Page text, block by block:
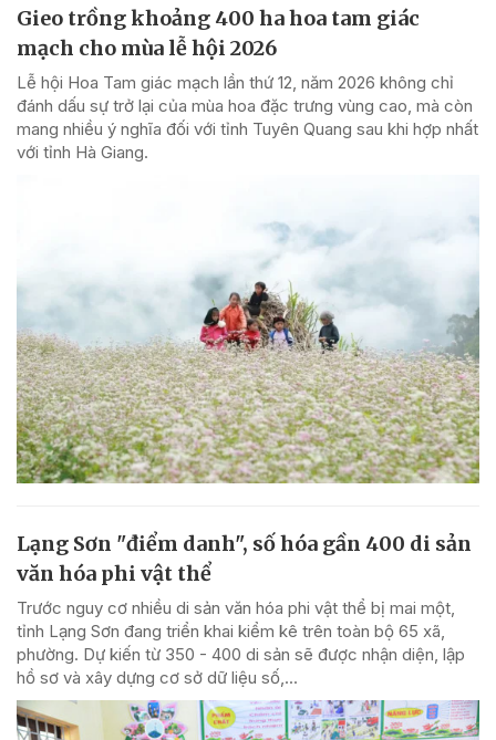
Gieo trồng khoảng 400 ha hoa tam giác
mạch cho mùa lễ hội 2026
Lễ hội Hoa Tam giác mạch lần thứ 12, năm 2026 không chỉ
đánh dấu sự trở lại của mùa hoa đặc trưng vùng cao, mà còn
mang nhiều ý nghĩa đối với tỉnh Tuyên Quang sau khi hợp nhất
với tỉnh Hà Giang.
Lạng Sơn "điểm danh", số hóa gần 400 di sản
văn hóa phi vật thể
Trước nguy cơ nhiều di sản văn hóa phi vật thể bị mai một,
tỉnh Lạng Sơn đang triển khai kiểm kê trên toàn bộ 65 xã,
phường. Dự kiến từ 350 - 400 di sản sẽ được nhận diện, lập
hồ sơ và xây dựng cơ sở dữ liệu số,...